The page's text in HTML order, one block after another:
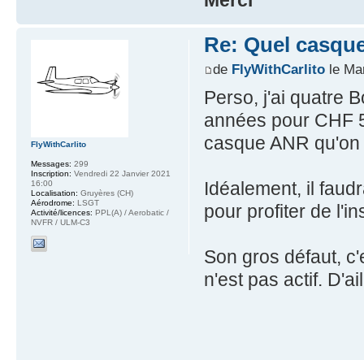
Re: Quel
de FlyWithCarlitole
Perso, j'ai quatre
années pour CHF
casque ANR
Idéalement, il
pour profiter de
Son gros défaut,
n'est pas actif.
FlyWithCarlito
Messages: 299
Inscription: Vendredi 22 Janvier 2021
16:00
Localisation: Gruyères (CH)
Aérodrome: LSGT
Activité/licences: PPL(A) / Aerobatic /
NVFR / ULM-C3